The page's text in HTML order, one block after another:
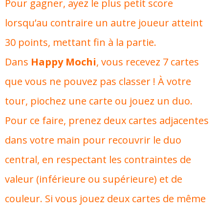
Pour gagner, ayez le plus petit score
lorsqu’au contraire un autre joueur atteint
30 points, mettant fin à la partie.
Dans Happy Mochi, vous recevez 7 cartes
que vous ne pouvez pas classer ! À votre
tour, piochez une carte ou jouez un duo.
Pour ce faire, prenez deux cartes adjacentes
dans votre main pour recouvrir le duo
central, en respectant les contraintes de
valeur (inférieure ou supérieure) et de
couleur. Si vous jouez deux cartes de même